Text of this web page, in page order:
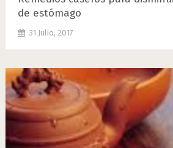
de estómago
31 Julio, 2017